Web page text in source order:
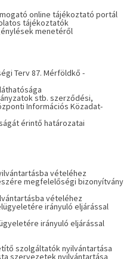
online tájékoztató portál
tájékoztatók
menetéről
Terv 87. Mérföldkő -
stb. szerződési,
Információs Közadat-
érintő határozatai
vételéhez
megfelelőségi bizonyítvány
vételéhez
irányuló eljárással
irányuló eljárással
szolgáltatók nyilvántartása
szervezetek nyilvántartása